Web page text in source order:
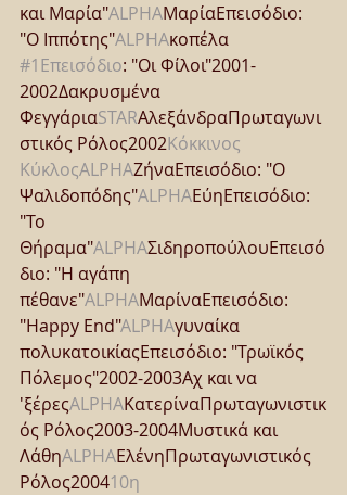
και Μαρία"ALPHAΜαρίαΕπεισόδιο:
"Ο Ιππότης"ALPHAκοπέλα
#1Επεισόδιο: "Οι Φίλοι"2001-
2002Δακρυσμένα
ΦεγγάριαSTARΑλεξάνδραΠρωταγωνι
στικός Ρόλος2002Κόκκινος
ΚύκλοςALPHAΖήναΕπεισόδιο: "Ο
Ψαλιδοπόδης"ALPHAΕύηΕπεισόδιο:
"Το
Θήραμα"ALPHAΣιδηροπούλουΕπεισό
διο: "Η αγάπη
πέθανε"ALPHAΜαρίναΕπεισόδιο:
"Happy End"ALPHAγυναίκα
πολυκατοικίαςΕπεισόδιο: "Τρωϊκός
Πόλεμος"2002-2003Αχ και να
'ξέρεςALPHAΚατερίναΠρωταγωνιστικ
ός Ρόλος2003-2004Μυστικά και
ΛάθηALPHAΕλένηΠρωταγωνιστικός
Ρόλος200410η